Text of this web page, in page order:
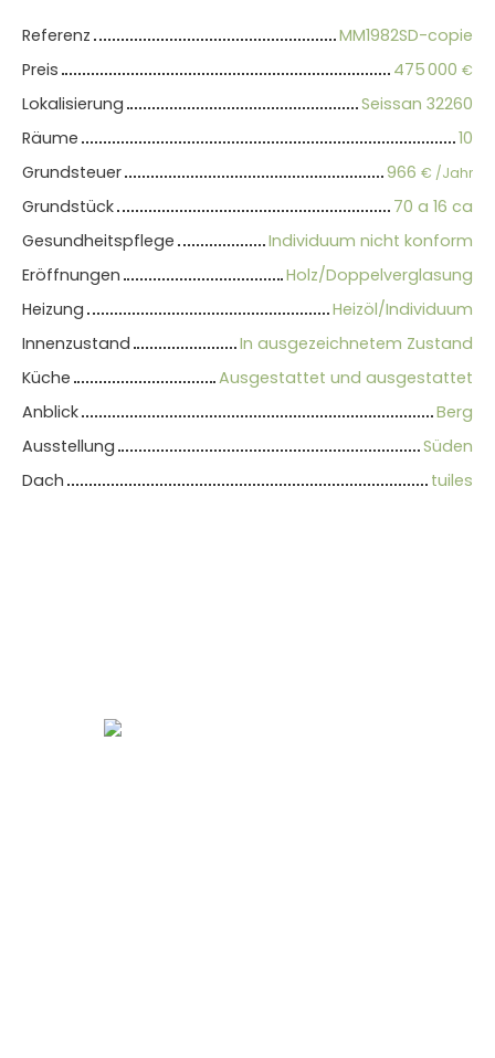
Referenz
MM1982SD-copie
Preis
475 000 €
Lokalisierung
Seissan 32260
Räume
10
Grundsteuer
966 € /Jahr
Grundstück
70 a 16 ca
Gesundheitspflege
Individuum nicht konform
Eröffnungen
Holz/Doppelverglasung
Heizung
Heizöl/Individuum
Innenzustand
In ausgezeichnetem Zustand
Küche
Ausgestattet und ausgestattet
Anblick
Berg
Ausstellung
Süden
Dach
tuiles